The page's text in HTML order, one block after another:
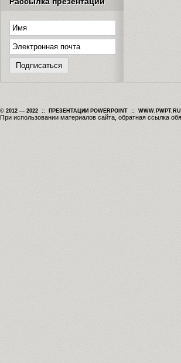
© 2012 — 2022 :: ПРЕЗЕНТАЦИИ POWERPOINT :: WWW.PWPT.RU
При использовании материалов сайта, обратная ссылка